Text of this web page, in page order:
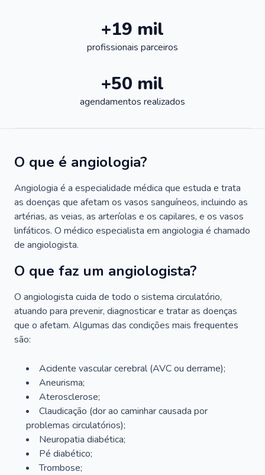
+19 mil
profissionais parceiros
+50 mil
agendamentos realizados
O que é angiologia?
Angiologia é a especialidade médica que estuda e trata
as doenças que afetam os vasos sanguíneos, incluindo as
artérias, as veias, as arteríolas e os capilares, e os vasos
linfáticos. O médico especialista em angiologia é chamado
de angiologista.
O que faz um angiologista?
O angiologista cuida de todo o sistema circulatório,
atuando para prevenir, diagnosticar e tratar as doenças
que o afetam. Algumas das condições mais frequentes
são:
Acidente vascular cerebral (AVC ou derrame);
Aneurisma;
Aterosclerose;
Claudicação (dor ao caminhar causada por
problemas circulatórios);
Neuropatia diabética;
Pé diabético;
Trombose;